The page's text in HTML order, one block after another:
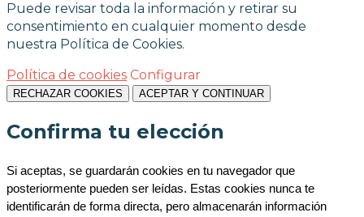
Puede revisar toda la información y retirar su
consentimiento en cualquier momento desde
nuestra Política de Cookies.
Política de cookies Configurar
RECHAZAR COOKIES ACEPTAR Y CONTINUAR
Confirma tu elección
Si aceptas, se guardarán cookies en tu navegador que
posteriormente pueden ser leídas. Estas cookies nunca te
identificarán de forma directa, pero almacenarán información